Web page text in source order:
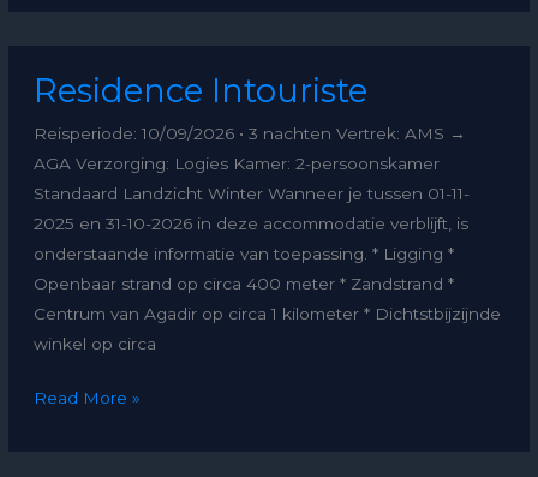
Residence Intouriste
Reisperiode: 10/09/2026 • 3 nachten Vertrek: AMS →
AGA Verzorging: Logies Kamer: 2-persoonskamer
Standaard Landzicht Winter Wanneer je tussen 01-11-
2025 en 31-10-2026 in deze accommodatie verblijft, is
onderstaande informatie van toepassing. * Ligging *
Openbaar strand op circa 400 meter * Zandstrand *
Centrum van Agadir op circa 1 kilometer * Dichtstbijzijnde
winkel op circa
Intouriste
Read More »